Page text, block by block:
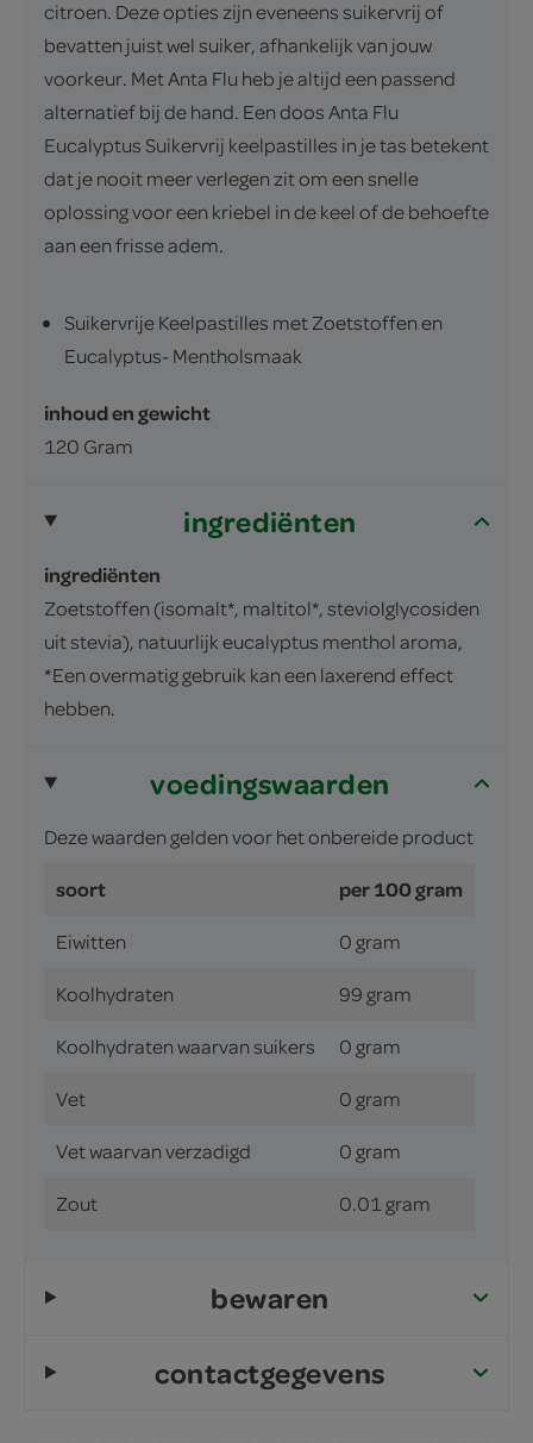
citroen. Deze opties zijn eveneens suikervrij of
bevatten juist wel suiker, afhankelijk van jouw
voorkeur. Met Anta Flu heb je altijd een passend
alternatief bij de hand. Een doos Anta Flu
Eucalyptus Suikervrij keelpastilles in je tas betekent
dat je nooit meer verlegen zit om een snelle
oplossing voor een kriebel in de keel of de behoefte
aan een frisse adem.
Suikervrije Keelpastilles met Zoetstoffen en
Eucalyptus- Mentholsmaak
inhoud en gewicht
120 Gram
ingrediënten
ingrediënten
Zoetstoffen (isomalt*, maltitol*, steviolglycosiden
uit stevia), natuurlijk eucalyptus menthol aroma,
*Een overmatig gebruik kan een laxerend effect
hebben.
voedingswaarden
Deze waarden gelden voor het onbereide product
soort per 100 gram
Eiwitten 0 gram
Koolhydraten 99 gram
Koolhydraten waarvan suikers 0 gram
Vet 0 gram
Vet waarvan verzadigd 0 gram
Zout 0.01 gram
bewaren
contactgegevens